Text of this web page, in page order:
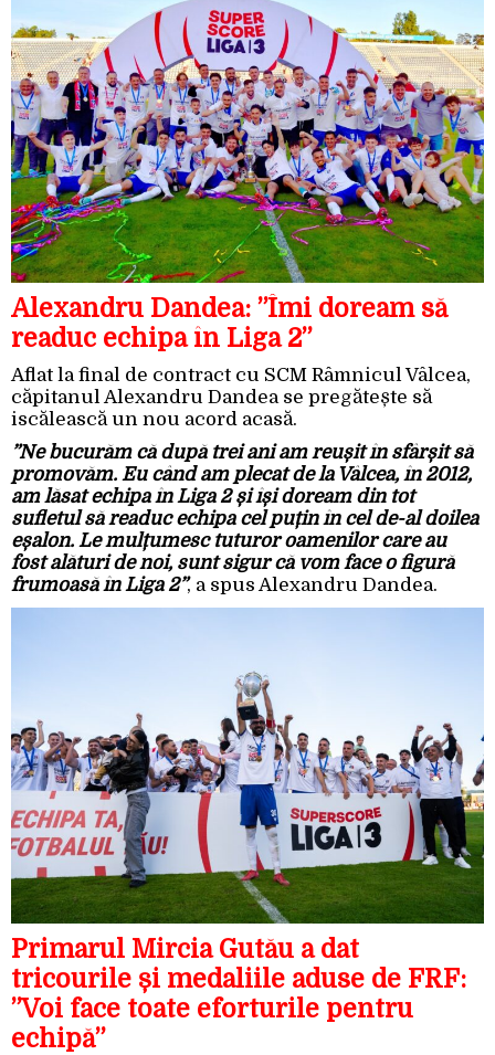
Alexandru Dandea: ”Îmi doream să
readuc echipa în Liga 2”
Aflat la final de contract cu SCM Râmnicul Vâlcea,
căpitanul Alexandru Dandea se pregătește să
iscălească un nou acord acasă.
”Ne bucurăm că după trei ani am reușit în sfârșit să
promovăm. Eu când am plecat de la Vâlcea, în 2012,
am lăsat echipa în Liga 2 și își doream din tot
sufletul să readuc echipa cel puțin în cel de-al doilea
eșalon. Le mulțumesc tuturor oamenilor care au
fost alături de noi, sunt sigur că vom face o figură
frumoasă în Liga 2”, a spus Alexandru Dandea.
Primarul Mircia Gutău a dat
tricourile și medaliile aduse de FRF:
”Voi face toate eforturile pentru
echipă”